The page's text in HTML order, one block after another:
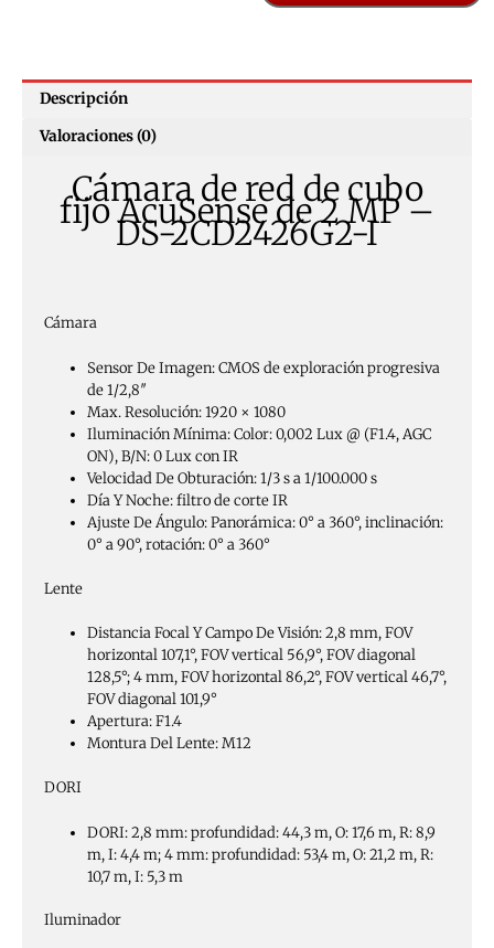
Descripción
Valoraciones (0)
Cámara de red de cubo
fijo AcuSense de 2 MP –
DS-2CD2426G2-I
Cámara
Sensor De Imagen:CMOS de exploración progresiva
de 1/2,8″
Max. Resolución:1920 × 1080
Iluminación Mínima:Color: 0,002 Lux @ (F1.4, AGC
ON), B/N: 0 Lux con IR
Velocidad De Obturación:1/3 s a 1/100.000 s
Día Y Noche:filtro de corte IR
Ajuste De Ángulo:Panorámica: 0° a 360°, inclinación:
0° a 90°, rotación: 0° a 360°
Lente
Distancia Focal Y Campo De Visión:2,8 mm, FOV
horizontal 107,1°, FOV vertical 56,9°, FOV diagonal
128,5°; 4 mm, FOV horizontal 86,2°, FOV vertical 46,7°,
FOV diagonal 101,9°
Apertura:F1.4
Montura Del Lente:M12
DORI
DORI:2,8 mm: profundidad: 44,3 m, O: 17,6 m, R: 8,9
m, I: 4,4 m; 4 mm: profundidad: 53,4 m, O: 21,2 m, R:
10,7 m, I: 5,3 m
Iluminador